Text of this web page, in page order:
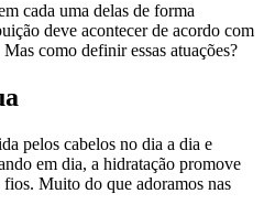
cada uma delas de forma
deve acontecer de acordo com
como definir essas atuações?
pelos cabelos no dia a dia e
em dia, a hidratação promove
Muito do que adoramos nas